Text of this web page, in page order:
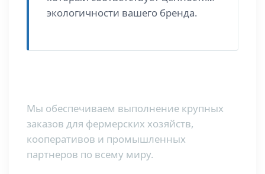
экологичности вашего бренда.
Мы обеспечиваем выполнение крупных
заказов для фермерских хозяйств,
кооперативов и промышленных
партнеров по всему миру.